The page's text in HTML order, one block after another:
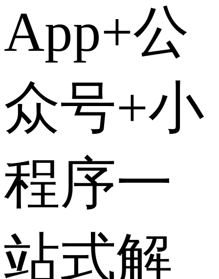
App+公
众号+小
程序一
站式解